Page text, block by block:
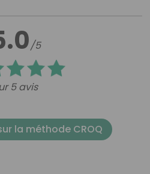
/5
5 avis
la méthode CROQ